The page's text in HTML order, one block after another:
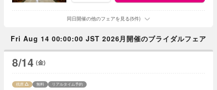
同日開催の他のフェアを見る(5件)
Fri Aug 14 00:00:00 JST 2026月開催のブライダルフェア
8/14 (金)
残席 無料 リアルタイム予約